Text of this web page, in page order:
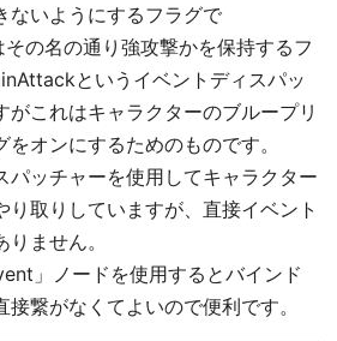
ないようにするフラグで
の名の通り強攻撃かを保持するフ
というイベントディスパッ
がこれはキャラクターのブループリ
オンにするためのものです。
パッチャーを使用してキャラクター
り取りしていますが、直接イベント
ません。
」ノードを使用するとバインド
接繋がなくてよいので便利です。